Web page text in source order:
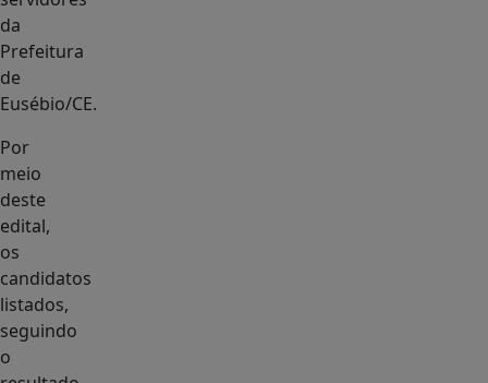
da
Prefeitura
de
Eusébio/CE.
Por
meio
deste
edital,
os
candidatos
listados,
seguindo
o